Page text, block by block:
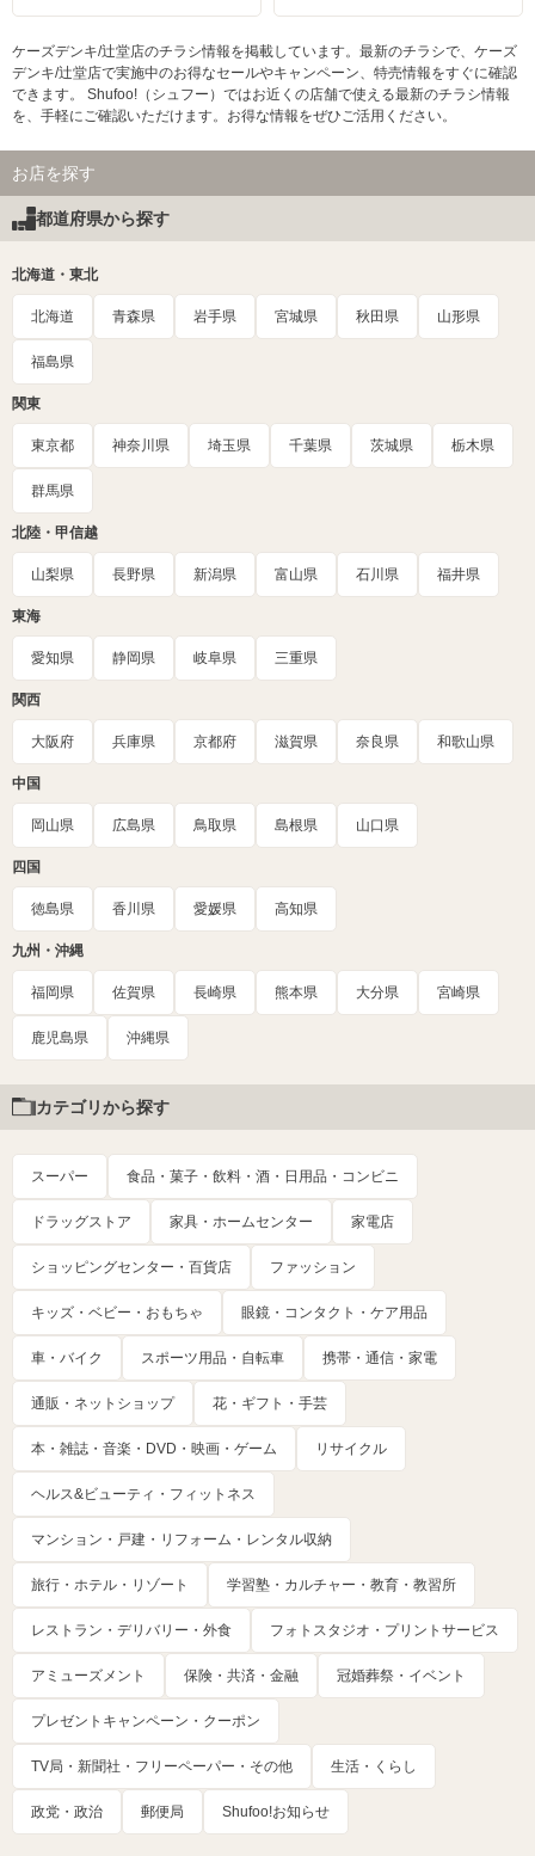
ケーズデンキ/辻堂店のチラシ情報を掲載しています。最新のチラシで、ケーズ
デンキ/辻堂店で実施中のお得なセールやキャンペーン、特売情報をすぐに確認
できます。 Shufoo!（シュフー）ではお近くの店舗で使える最新のチラシ情報
を、手軽にご確認いただけます。お得な情報をぜひご活用ください。
お店を探す
都道府県から探す
北海道・東北
北海道 青森県 岩手県 宮城県 秋田県 山形県
福島県
関東
東京都 神奈川県 埼玉県 千葉県 茨城県 栃木県
群馬県
北陸・甲信越
山梨県 長野県 新潟県 富山県 石川県 福井県
東海
愛知県 静岡県 岐阜県 三重県
関西
大阪府 兵庫県 京都府 滋賀県 奈良県 和歌山県
中国
岡山県 広島県 鳥取県 島根県 山口県
四国
徳島県 香川県 愛媛県 高知県
九州・沖縄
福岡県 佐賀県 長崎県 熊本県 大分県 宮崎県
鹿児島県 沖縄県
カテゴリから探す
スーパー 食品・菓子・飲料・酒・日用品・コンビニ
ドラッグストア 家具・ホームセンター 家電店
ショッピングセンター・百貨店 ファッション
キッズ・ベビー・おもちゃ 眼鏡・コンタクト・ケア用品
車・バイク スポーツ用品・自転車 携帯・通信・家電
通販・ネットショップ 花・ギフト・手芸
本・雑誌・音楽・DVD・映画・ゲーム リサイクル
ヘルス&ビューティ・フィットネス
マンション・戸建・リフォーム・レンタル収納
旅行・ホテル・リゾート 学習塾・カルチャー・教育・教習所
レストラン・デリバリー・外食 フォトスタジオ・プリントサービス
アミューズメント 保険・共済・金融 冠婚葬祭・イベント
プレゼントキャンペーン・クーポン
TV局・新聞社・フリーペーパー・その他 生活・くらし
政党・政治 郵便局 Shufoo!お知らせ